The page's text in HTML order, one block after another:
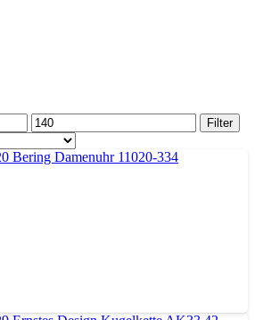
Max.
Preis
Filter